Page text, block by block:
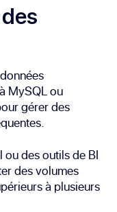
MySQL ou
gérer des
ou des outils de BI
des volumes
à plusieurs